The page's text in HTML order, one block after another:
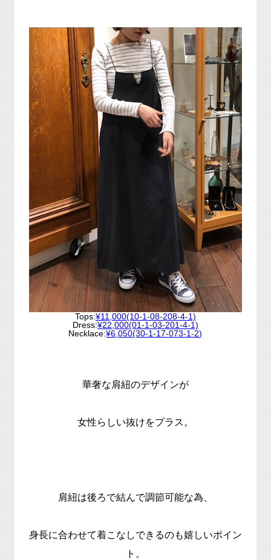
Tops:¥11,000(10-1-08-208-4-1)
Dress:¥22,000(01-1-03-201-4-1)
Necklace:¥6,050(30-1-17-073-1-2)
華奢な肩紐のデザインが
女性らしい抜けをプラス。
肩紐は後ろで結んで調節可能な為、
身長に合わせて着こなしできるのも嬉しいポイン
ト。